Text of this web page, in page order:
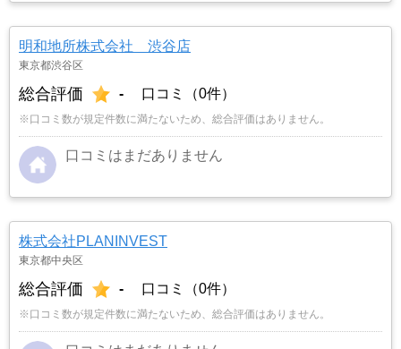
明和地所株式会社 渋谷店
東京都渋谷区
総合評価 - 口コミ（0件）
※口コミ数が規定件数に満たないため、総合評価はありません。
口コミはまだありません
株式会社PLANINVEST
東京都中央区
総合評価 - 口コミ（0件）
※口コミ数が規定件数に満たないため、総合評価はありません。